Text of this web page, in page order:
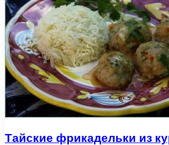
Тайские фрикадельки из